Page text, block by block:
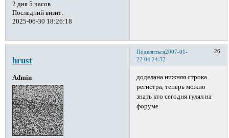
2 дня 5 часов
Последний визит:
2025-06-30 18:26:18
Поделиться 26
2007-01-
22 04:24:32
hrust
Admin
доделана нижняя строка
регистра, теперь можно
знать кто сегодня гулял на
форуме.